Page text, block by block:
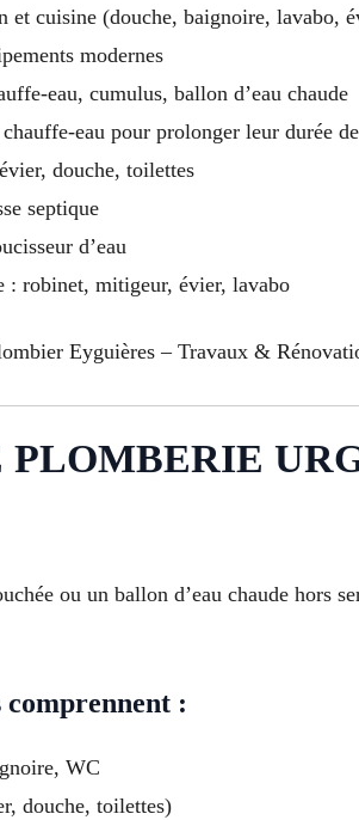
et cuisine (douche, baignoire, lavabo,
modernes
eau, cumulus, ballon d’eau chaude
eau pour prolonger leur durée
douche, toilettes
septique
d’eau
: robinet, mitigeur, évier, lavabo
Eyguières – Travaux &
PLOMBERIE
ou un ballon d’eau chaude hors
:
WC
douche, toilettes)